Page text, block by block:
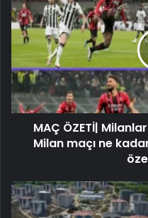
MAÇ ÖZETİ|
Milan maçı ne